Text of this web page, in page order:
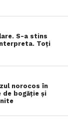
S-a stins
Toți
norocos în
de bogăție și